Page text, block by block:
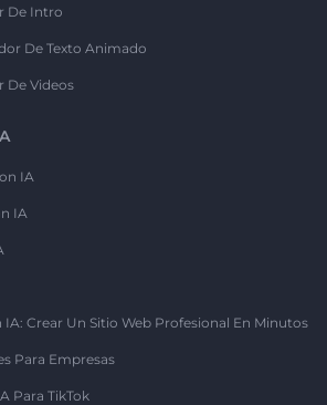
De Intro
De Texto Animado
De Videos
IA
IA
IA: Crear Un Sitio Web Profesional En Minutos
Para Empresas
Para TikTok